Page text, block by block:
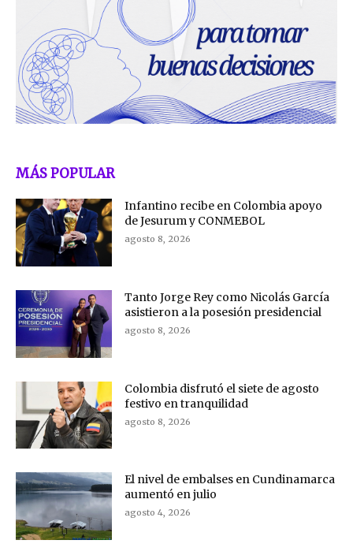
MÁS POPULAR
Infantino recibe en Colombia apoyo
de Jesurum y CONMEBOL
agosto 8, 2026
Tanto Jorge Rey como Nicolás García
asistieron a la posesión presidencial
agosto 8, 2026
Colombia disfrutó el siete de agosto
festivo en tranquilidad
agosto 8, 2026
El nivel de embalses en Cundinamarca
aumentó en julio
agosto 4, 2026